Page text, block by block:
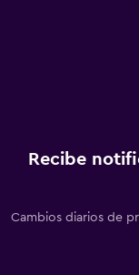
Recibe
Cambios diarios de